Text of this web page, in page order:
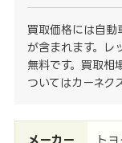
買取価格には自動
が含まれます。レ
無料です。買取相
ついてはカーネク
メーカー ト